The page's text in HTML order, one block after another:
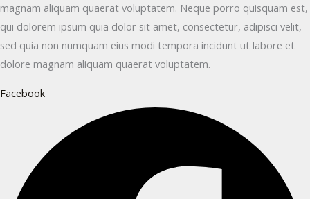
magnam aliquam quaerat voluptatem. Neque porro quisquam est,
qui dolorem ipsum quia dolor sit amet, consectetur, adipisci velit,
sed quia non numquam eius modi tempora incidunt ut labore et
dolore magnam aliquam quaerat voluptatem.
Facebook